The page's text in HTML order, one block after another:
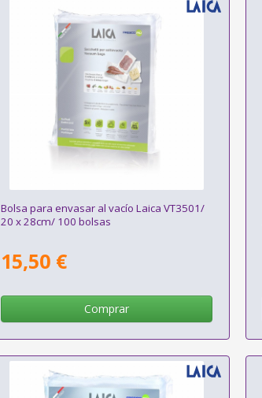
Bolsa para envasar al vacío Laica VT3501/
20 x 28cm/ 100 bolsas
15,50 €
Comprar